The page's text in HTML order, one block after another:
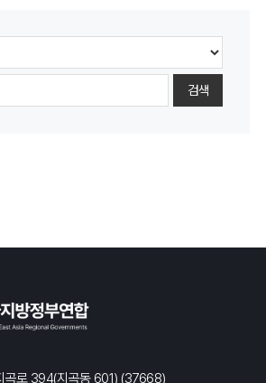
검색
곡로 394(지곡동 601) (37668)